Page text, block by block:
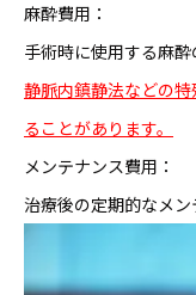
麻酔費用：
手術時に使用する麻酔
静脈内鎮静法などの
ることがあります。
メンテナンス費用：
治療後の定期的なメン